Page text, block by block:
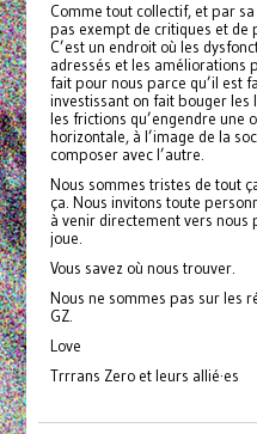
Comme tout collectif, et par
pas exempt de critiques et de
C’est un endroit où les
adressés et les améliorations
fait pour nous parce qu’il est
investissant on fait bouger les
les frictions qu’engendre une
horizontale, à l’image de la
composer avec l’autre.
Nous sommes tristes de tout
ça. Nous invitons toute
à venir directement vers nous
joue.
Vous savez où nous trouver.
Nous ne sommes pas sur les
GZ.
Love
Trrrans Zero et leurs allié·es